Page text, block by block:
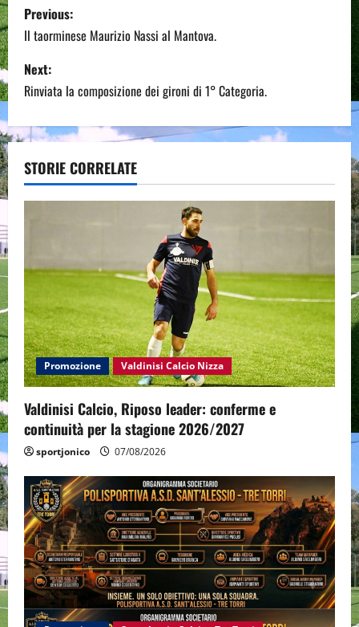
o
s
t
n
a
v
g
a
t
i
o
n
Previous:
Il taorminese Maurizio Nassi al Mantova.
Next:
Rinviata la composizione dei gironi di 1° Categoria.
STORIE CORRELATE
Promozione Valdinisi Calcio Nizza
Valdinisi Calcio, Riposo leader: conferme e
continuità per la stagione 2026/2027
sportjonico 07/08/2026